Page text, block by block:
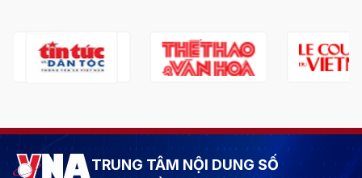
TRUNG TÂM NỘI DUNG SỐ